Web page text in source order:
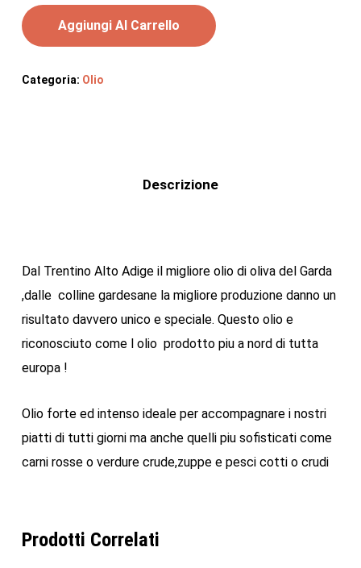
Aggiungi Al Carrello
Categoria: Olio
Descrizione
Dal Trentino Alto Adige il migliore olio di oliva del Garda
,dalle colline gardesane la migliore produzione danno un
risultato davvero unico e speciale. Questo olio e
riconosciuto come l olio prodotto piu a nord di tutta
europa !
Olio forte ed intenso ideale per accompagnare i nostri
piatti di tutti giorni ma anche quelli piu sofisticati come
carni rosse o verdure crude,zuppe e pesci cotti o crudi
Prodotti Correlati